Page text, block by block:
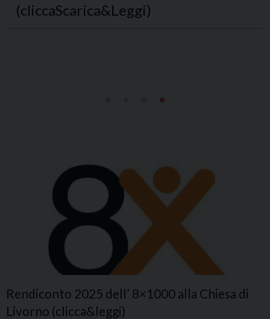
(cliccaScarica&Leggi)
Rendiconto 2025 dell’ 8×1000 alla Chiesa di
Livorno (clicca&leggi)